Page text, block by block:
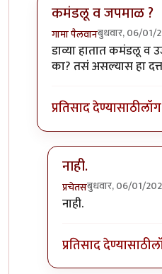
कमंडलू व जपमाळ ?
गामा पैलवानबुधवार, 06/01/
In reply toफोटो
डाव्या हातात कमंडलू व
का? तसं असल्यास हा
प्रतिसाद देण्यासाठी
नाही.
प्रचेतसबुधवार, 06/01/
In reply to
नाही.
प्रतिसाद देण्यासाठी